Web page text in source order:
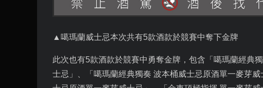
▲噶瑪蘭威士忌本次共有5款酒款於競賽中奪下金牌
此次也有5款酒款於競賽中勇奪金牌，包含「噶瑪蘭經典
士忌」、「噶瑪蘭經典獨奏 波本桶威士忌原酒單一麥芽